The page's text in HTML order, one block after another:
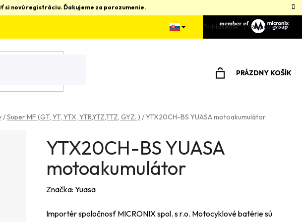
novú registráciu. Ďakujeme za porozumenie.
Prihlásenie Registrácia
PRÁZDNY KOŠÍK
/Super MF (GT, YT, YTX, YTR,YTZ,TTZ, GYZ..) /YTX20CH-BS YUASA motoakumulátor
YTX20CH-BS YUASA
motoakumulátor
Značka: Yuasa
Importér spoločnosť MICRONIX spol. s r.o. Motocyklové batérie sú